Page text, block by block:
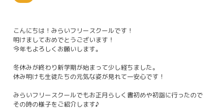
こんにちは！みらいフリースクールです！
明けましておめでとうございます！
今年もよろしくお願いします。
冬休みが終わり新学期が始まって少し経ちました。
休み明けも生徒たちの元気な姿が見れて一安心です！
みらいフリースクールでもお正月らしく書初めや初詣に行ったので
その時の様子をご紹介します♪